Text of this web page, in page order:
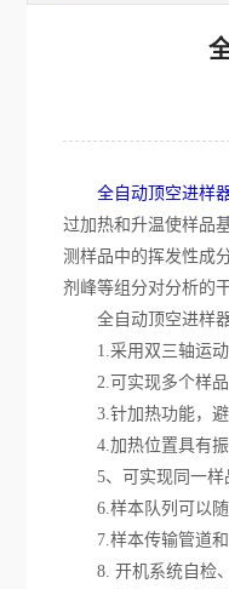
全自动顶空进样
过加热和升温使样品
测样品中的挥发性成
剂峰等组分对分析的
全自动顶空进样器
1.采用双三轴运动
2.可实现多个样品
3.针加热功能，避
4.加热位置具有振
5、可实现同一样
6.样本队列可以随
7.样本传输管道和
8. 开机系统自检、